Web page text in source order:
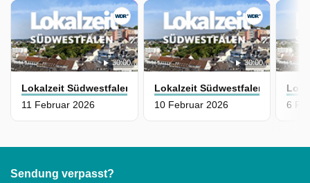
30:00
Lokalzeit Südwestfalen
11 Februar 2026
30:00
Lokalzeit Südwestfalen
10 Februar 2026
6
Sendung verpasst?